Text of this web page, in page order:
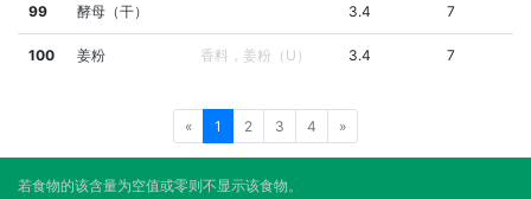
99 酵母（干） 3.4 7
100 姜粉 香料，姜粉（U） 3.4 7
« 1 2 3 4 »
若食物的该含量为空值或零则不显示该食物。